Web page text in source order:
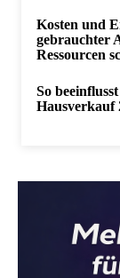
Kosten und
gebrauchter
Ressourcen
So
Hausverkauf